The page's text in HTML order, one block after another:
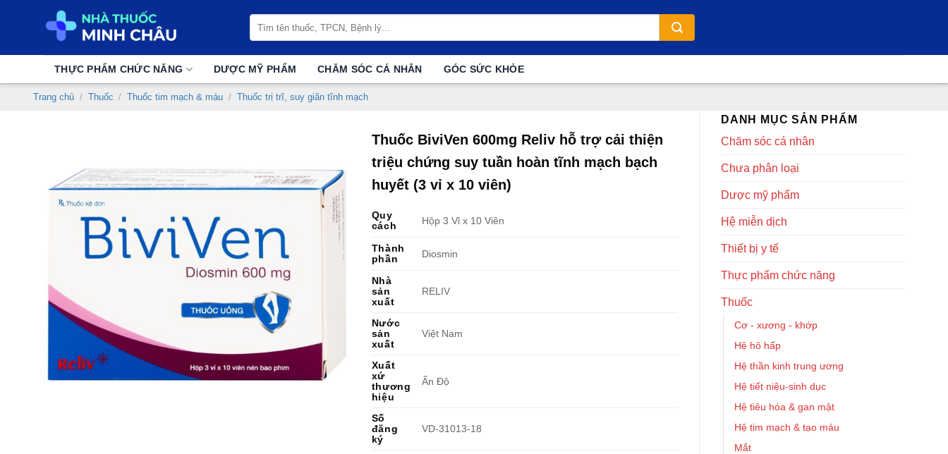
kiếm:
THỰC PHẨM CHỨC NĂNG DƯỢC MỸ PHẨM CHĂM SÓC CÁ NHÂN GÓC SỨC KHỎE
Trang chủ / Thuốc / Thuốc tim mạch & máu / Thuốc trị trĩ, suy giãn tĩnh mạch
DANH MỤC SẢN PHẨM
Chăm sóc cá nhân
Chưa phân loại
Dược mỹ phẩm
Hệ miễn dịch
Thiết bị y tế
Thực phẩm chức năng
Thuốc
Cơ - xương - khớp
Hệ hô hấp
Hệ thần kinh trung ương
Hệ tiết niệu-sinh dục
Hệ tiêu hóa & gan mật
Hệ tim mạch & tạo máu
Mắt
Thuốc BiviVen 600mg Reliv hỗ trợ cải thiện
triệu chứng suy tuần hoàn tĩnh mạch bạch
huyết (3 vỉ x 10 viên)
Quy
cách
Hộp 3 Vỉ x 10 Viên
Thành
phần
Diosmin
Nhà
sản
xuất
RELIV
Nước
sản
xuất
Việt Nam
Xuất
xứ
thương
hiệu
Ấn Độ
Số
đăng
ký
VD-31013-18